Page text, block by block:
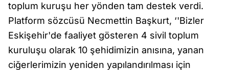
toplum kuruşu her yönden tam destek verdi.
Platform sözcüsü Necmettin Başkurt, ‘'Bizler
Eskişehir'de faaliyet gösteren 4 sivil toplum
kuruluşu olarak 10 şehidimizin anısına, yanan
ciğerlerimizin yeniden yapılandırılması için